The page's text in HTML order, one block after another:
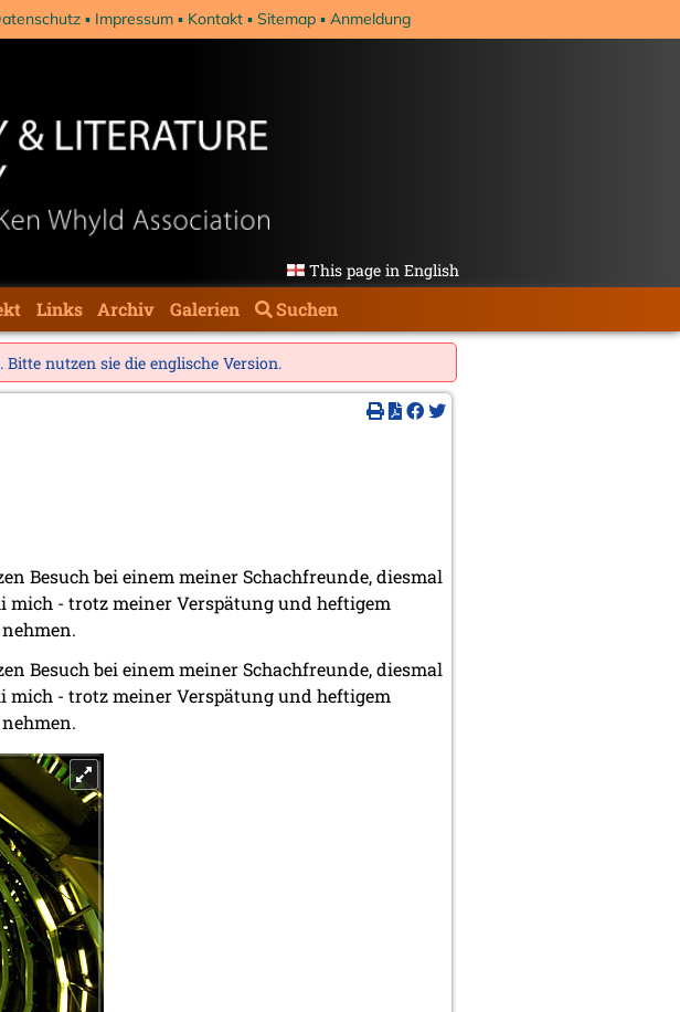
Impressum Kontakt Sitemap Anmeldung
This page in English
Links Archiv Galerien Suchen
nutzen sie die englische Version.
Besuch bei einem meiner Schachfreunde, diesmal
mich - trotz meiner Verspätung und heftigem
Besuch bei einem meiner Schachfreunde, diesmal
mich - trotz meiner Verspätung und heftigem